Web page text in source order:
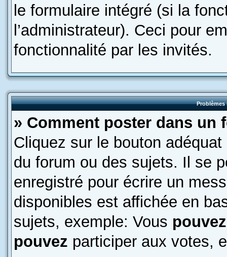
le formulaire intégré (si la
l’administrateur). Ceci pour
fonctionnalité par les invités.
Problèmes
» Comment poster dans un
Cliquez sur le bouton
du forum ou des sujets. Il se
enregistré pour écrire un
disponibles est affichée en
sujets, exemple: Vous pouvez
pouvez participer aux votes,